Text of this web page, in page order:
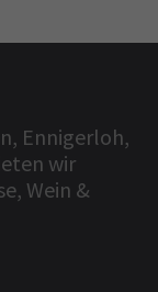
Ennigerloh,
wir
Wein &